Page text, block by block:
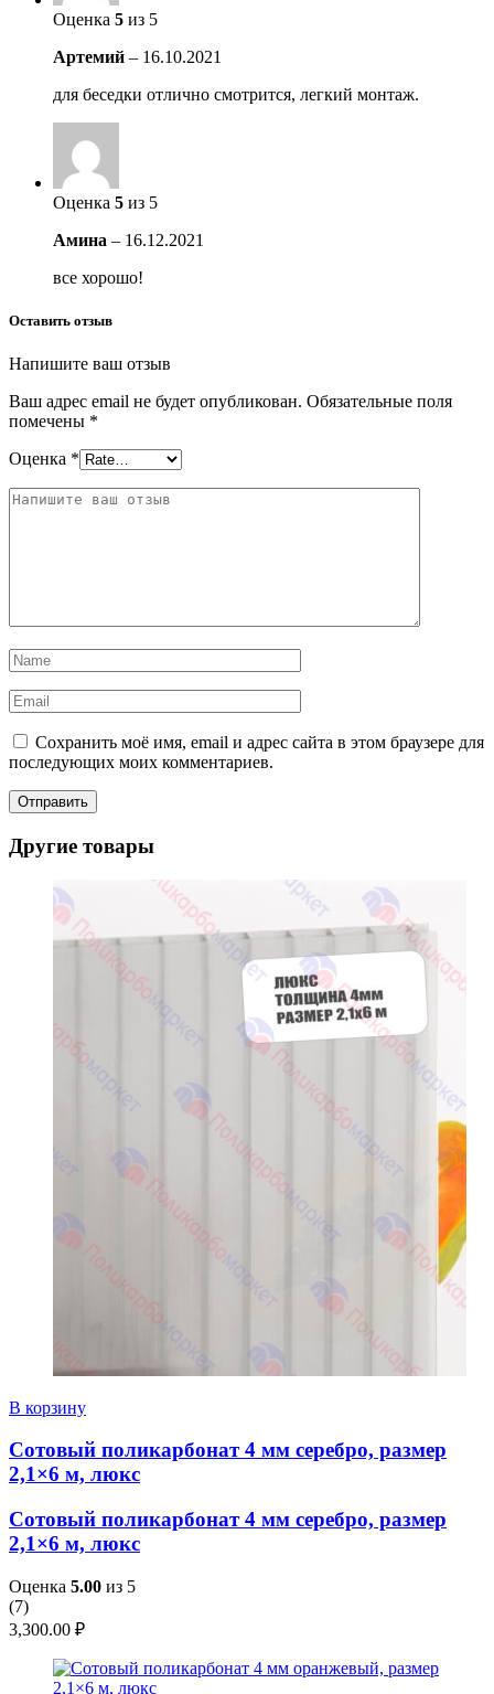
Оценка 5 из 5
Артемий – 16.10.2021
для беседки отлично смотрится, легкий монтаж.
Оценка 5 из 5
Амина – 16.12.2021
все хорошо!
Оставить отзыв
Напишите ваш отзыв
Ваш адрес email не будет опубликован. Обязательные поля
помечены *
Оценка *
Сохранить моё имя, email и адрес сайта в этом браузере для
последующих моих комментариев.
Другие товары
В корзину
Сотовый поликарбонат 4 мм серебро, размер
2,1×6 м, люкс
Сотовый поликарбонат 4 мм серебро, размер
2,1×6 м, люкс
Оценка 5.00 из 5
(7)
3,300.00 ₽